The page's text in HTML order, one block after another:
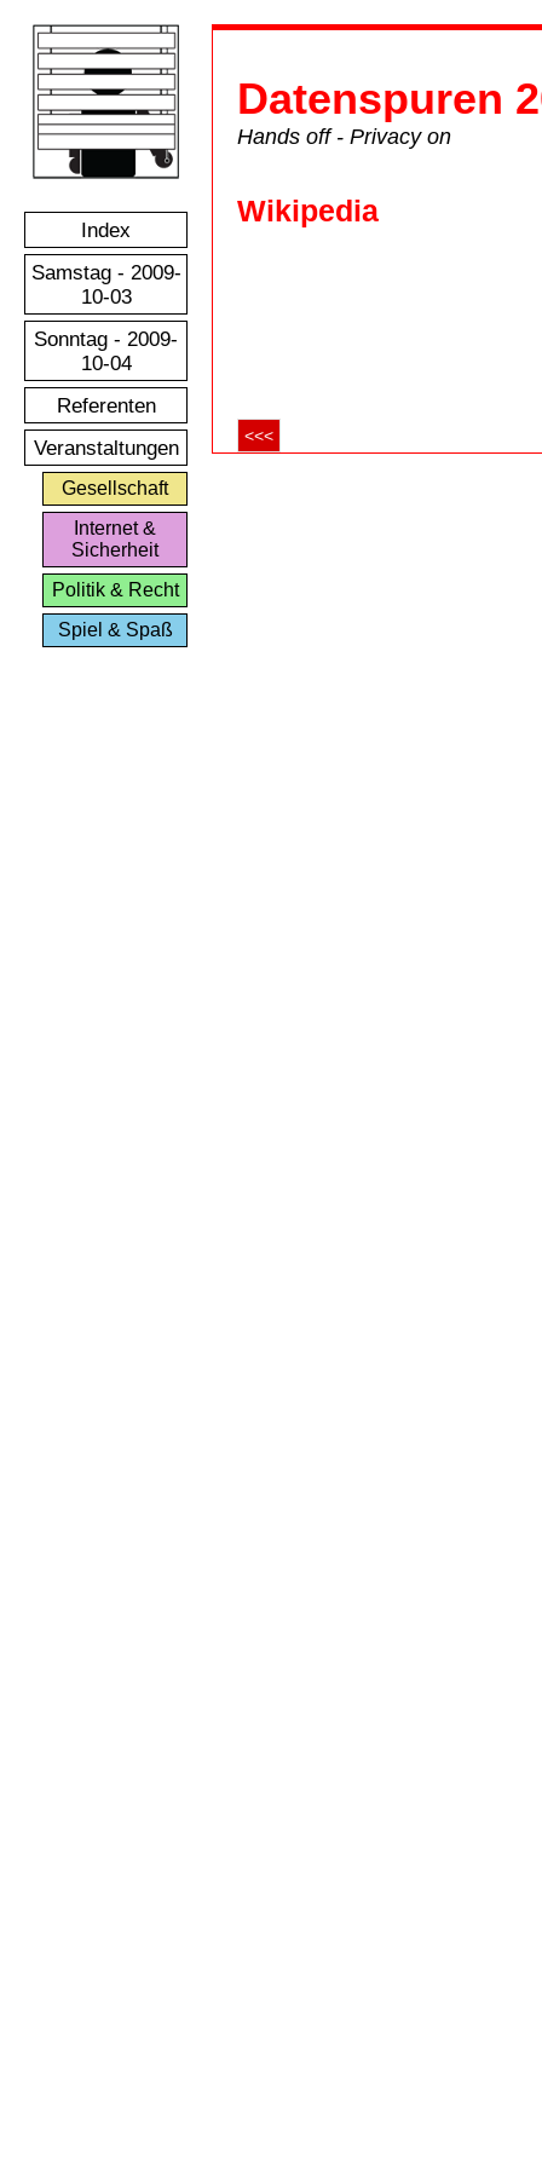
Index
Samstag - 2009-
10-03
Sonntag - 2009-
10-04
Referenten
Veranstaltungen
Gesellschaft
Internet &
Sicherheit
Politik & Recht
Spiel & Spaß
Datenspuren
Hands off - Privacy on
Wikipedia
<<<